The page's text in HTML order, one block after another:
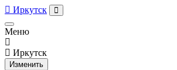
Иркутск
Меню
Иркутск
Изменить